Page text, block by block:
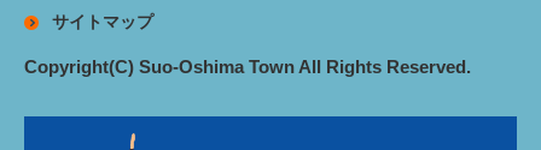
サイトマップ
Copyright(C) Suo-Oshima Town All Rights Reserved.